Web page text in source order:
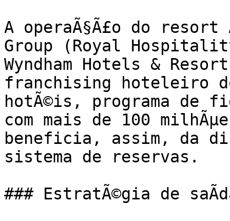
A operaÃ§Ã£o do
Group (Royal
Wyndham Hotels &
franchising hoteleiro
hotÃ©is, programa de
com mais de 100
beneficia, assim, da
sistema de reservas.
### EstratÃ©gia de